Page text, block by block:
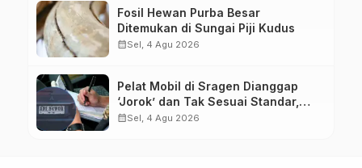
Fosil Hewan Purba Besar
Ditemukan di Sungai Piji Kudus
calendar_monthSel, 4 Agu 2026
Pelat Mobil di Sragen Dianggap
‘Jorok’ dan Tak Sesuai Standar,
Pengemudi Kena Tilang
calendar_monthSel, 4 Agu 2026